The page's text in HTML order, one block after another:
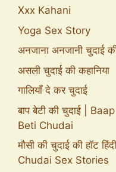
Xxx Kahani
Yoga Sex Story
अनजाना अनजानी चुदाई
असली चुदाई की कहानिया
गालियाँ दे कर चुदाई
बाप बेटी की चुदाई |
Beti Chudai
मौसी की चुदाई की हॉट
Chudai Sex Stories